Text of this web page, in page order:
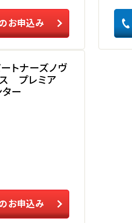
お申込み
トナーズノヴ
プレミア
ター
お申込み